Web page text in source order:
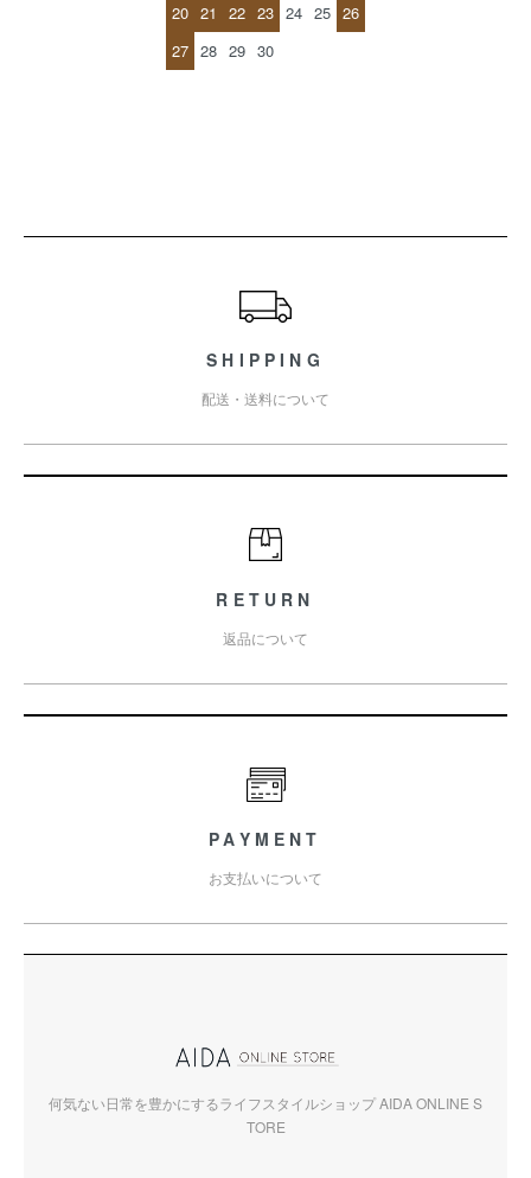
20 21 22 23 24 25 26
27 28 29 30
SHIPPING
配送・送料について
RETURN
返品について
PAYMENT
お支払いについて
何気ない日常を豊かにするライフスタイルショップ AIDA ONLINE S
TORE